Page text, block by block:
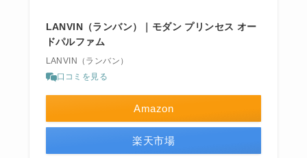
LANVIN（ランバン）｜モダン プリンセス オー
ドパルファム
LANVIN（ランバン）
口コミを見る
Amazon
楽天市場